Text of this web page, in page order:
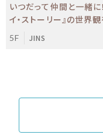
いつだって仲間と一緒に
イ・ストーリー』の世界
め込んだアイウエアコレ
5F JINS